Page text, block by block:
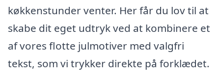
køkkenstunder venter. Her får du lov til at
skabe dit eget udtryk ved at kombinere et
af vores flotte julmotiver med valgfri
tekst, som vi trykker direkte på forklædet.